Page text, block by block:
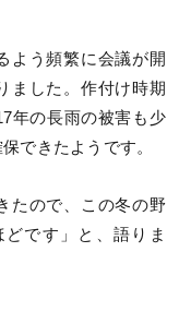
よう頻繁に会議が開
ました。作付け時期
年の長雨の被害も少
できたようです。
たので、この冬の野
です」と、語りま